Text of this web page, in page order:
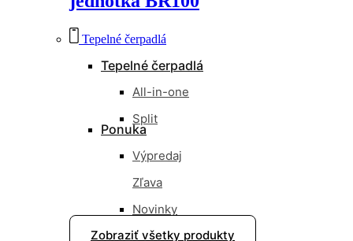
Tepelné čerpadlá
Tepelné čerpadlá
All-in-one
Split
Ponuka
Výpredaj
Zľava
Novinky
Nové
Zobraziť všetky produkty